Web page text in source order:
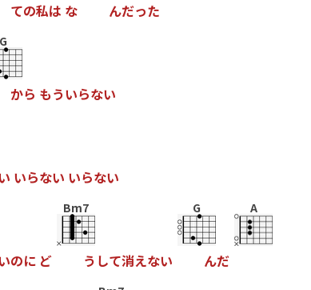
ての私は な んだった
G
から もういらない
いらない いらない
のに ど
Bm7
う して消えない
G
んだ
A